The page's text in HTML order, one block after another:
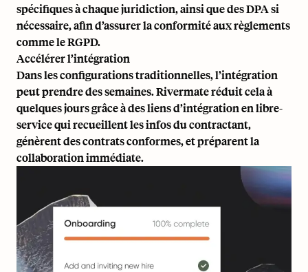
spécifiques à chaque juridiction, ainsi que des DPA si
nécessaire, afin d’assurer la conformité aux règlements
comme le RGPD.
Accélérer l’intégration
Dans les configurations traditionnelles, l’intégration
peut prendre des semaines. Rivermate réduit cela à
quelques jours grâce à des liens d’intégration en libre-
service qui recueillent les infos du contractant,
génèrent des contrats conformes, et préparent la
collaboration immédiate.